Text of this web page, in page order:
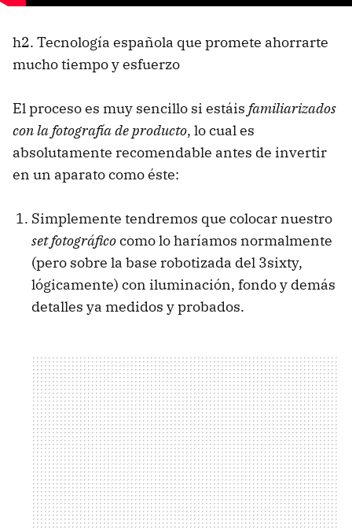
h2. Tecnología española que promete ahorrarte
mucho tiempo y esfuerzo
El proceso es muy sencillo si estáis familiarizados
con la fotografía de producto, lo cual es
absolutamente recomendable antes de invertir
en un aparato como éste:
Simplemente tendremos que colocar nuestro
set fotográficocomo lo haríamos normalmente
(pero sobre la base robotizada del 3sixty,
lógicamente) con iluminación, fondo y demás
detalles ya medidos y probados.